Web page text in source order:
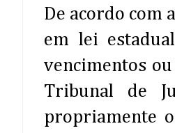
De acordo com
em lei
vencimentos
Tribunal de
propriamente